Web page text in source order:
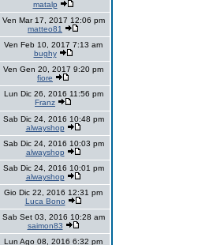
matalp
Ven Mar 17, 2017 12:06 pm
matteo81
Ven Feb 10, 2017 7:13 am
bughy
Ven Gen 20, 2017 9:20 pm
fiore
Lun Dic 26, 2016 11:56 pm
Franz
Sab Dic 24, 2016 10:48 pm
alwayshop
Sab Dic 24, 2016 10:03 pm
alwayshop
Sab Dic 24, 2016 10:01 pm
alwayshop
Gio Dic 22, 2016 12:31 pm
Luca Bono
Sab Set 03, 2016 10:28 am
saimon83
Lun Ago 08, 2016 6:32 pm